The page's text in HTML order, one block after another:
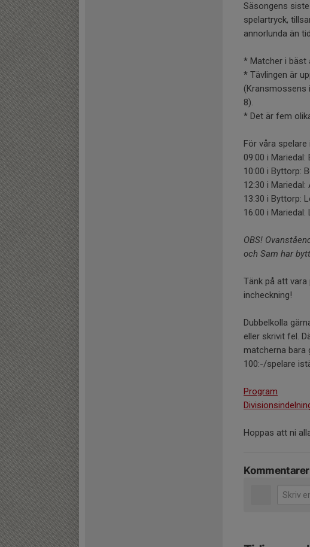
Säsongens
spelartryck,
annorlunda än
* Matcher i bäst
* Tävlingen är
(Kransmossens
8).
* Det är fem
För våra
09:00 i Mariedal:
10:00 i Byttorp:
12:30 i
13:30 i Byttorp:
16:00 i
OBS!
och Sam har
Tänk på att
incheckning!
Dubbelkolla
eller skrivit fel.
matcherna bara
100:-/spelare
Program
Hoppas att ni
Kommentarer